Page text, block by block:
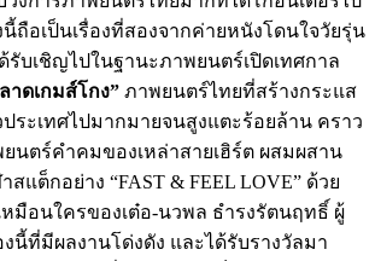
นี้ถือเป็นเรื่องที่สองจากค่ายหนังโดนใจวัยรุ่น
รับเชิญไปในฐานะภาพยนตร์เปิดเทศกาล
าดเกมส์โกง” ภาพยนตร์ไทยที่สร้างกระแส
ระเทศไปมากมายจนสูงแตะร้อยล้าน คราว
นตร์คำคมของเหล่าสายเฮิร์ต ผสมผสาน
สแต็กอย่าง “FAST & FEEL LOVE” ด้วย
มือนใครของเต๋อ-นวพล ธำรงรัตนฤทธิ์ ผู้
นี้ที่มีผลงานโด่งดัง และได้รับรางวัลมา